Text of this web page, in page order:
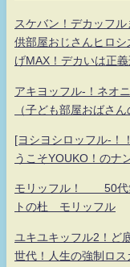
スケバン！デカッフ
供部屋おじさんヒロ
げMAX！デカいは正
アキヨッフル-！ネオ
（子ども部屋おばさ
[ヨシヨシロッフル-！
うこそYOUKO！のナ
モリッフル！ 50代
トの杜 モリッフル
ユキユキッフル2！ど
世代！人生の強制ロ